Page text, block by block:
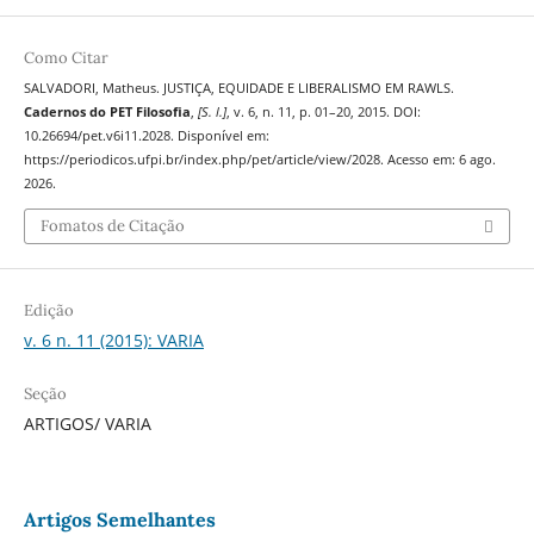
Como Citar
SALVADORI, Matheus. JUSTIÇA, EQUIDADE E LIBERALISMO EM RAWLS.
Cadernos do PET Filosofia, [S. l.], v. 6, n. 11, p. 01–20, 2015. DOI:
10.26694/pet.v6i11.2028. Disponível em:
https://periodicos.ufpi.br/index.php/pet/article/view/2028. Acesso em: 6 ago.
2026.
Fomatos de Citação
Edição
v. 6 n. 11 (2015): VARIA
Seção
ARTIGOS/ VARIA
Artigos Semelhantes